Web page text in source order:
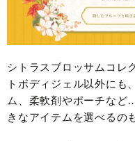
シトラスブロッサムコレ
トボディジェル以外にも
ム、柔軟剤やポーチな
きなアイテムを選べるの